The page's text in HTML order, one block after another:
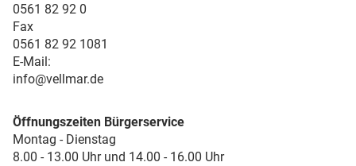
0561 82 92 0
Fax
0561 82 92 1081
E-Mail:
info@vellmar.de
Öffnungszeiten Bürgerservice
Montag - Dienstag
8.00 - 13.00 Uhr und 14.00 - 16.00 Uhr